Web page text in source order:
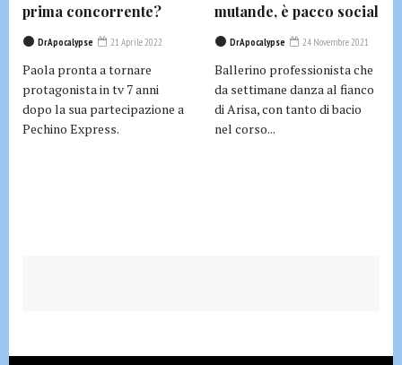
prima concorrente?
DrApocalypse 21 Aprile 2022
Paola pronta a tornare
protagonista in tv 7 anni
dopo la sua partecipazione a
Pechino Express.
mutande, è pacco social
DrApocalypse 24 Novembre 2021
Ballerino professionista che
da settimane danza al fianco
di Arisa, con tanto di bacio
nel corso...